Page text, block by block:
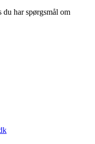
har spørgsmål om